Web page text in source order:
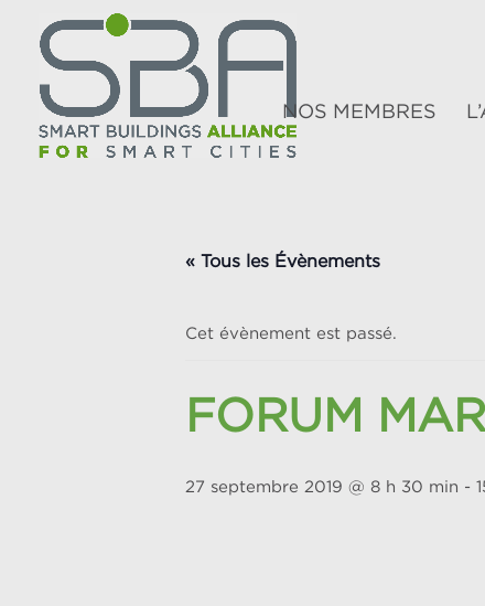
NOS MEMBRES
« Tous les Évènements
Cet évènement est passé.
FORUM
27 septembre 2019 @ 8 h 30 min -